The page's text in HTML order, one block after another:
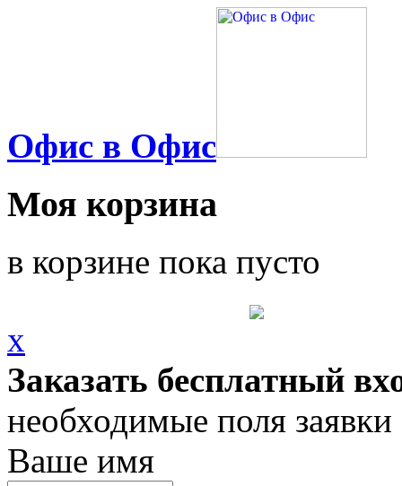
Офис в Офис
Моя корзина
в корзине пока пусто
x
Заказать бесплатный
необходимые поля заявки
Ваше имя